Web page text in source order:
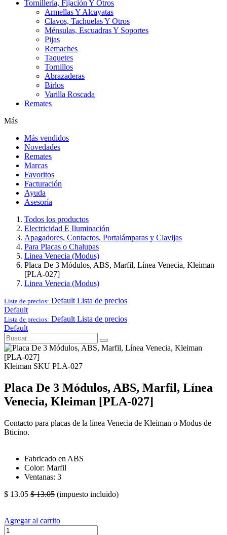
Tornillería, Fijación Y Otros
Armellas Y Alcayatas
Clavos, Tachuelas Y Otros
Ménsulas, Escuadras Y Soportes
Pijas
Remaches
Taquetes
Tornillos
Abrazaderas
Birlos
Varilla Roscada
Remates
Más
Más vendidos
Novedades
Remates
Marcas
Favoritos
Facturación
Ayuda
Asesoría
Todos los productos
Electricidad E Iluminación
Apagadores, Contactos, Portalámparas y Clavijas
Para Placas o Chalupas
Linea Venecia (Modus)
Placa De 3 Módulos, ABS, Marfil, Línea Venecia, Kleiman
[PLA-027]
Linea Venecia (Modus)
Lista de precios: Default Lista de precios
Default
Lista de precios: Default Lista de precios
Default
Kleiman SKU PLA-027
Placa De 3 Módulos, ABS, Marfil, Línea
Venecia, Kleiman [PLA-027]
Contacto para placas de la línea Venecia de Kleiman o Modus de
Bticino.
Fabricado en ABS
Color: Marfil
Ventanas: 3
$ 13.05 $13.05 (impuesto incluido)
Agregar al carrito